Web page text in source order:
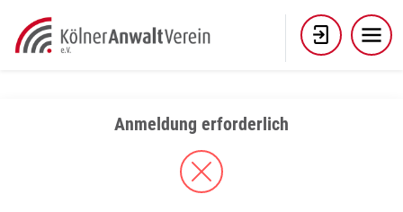
content
Anmeldung erforderlich